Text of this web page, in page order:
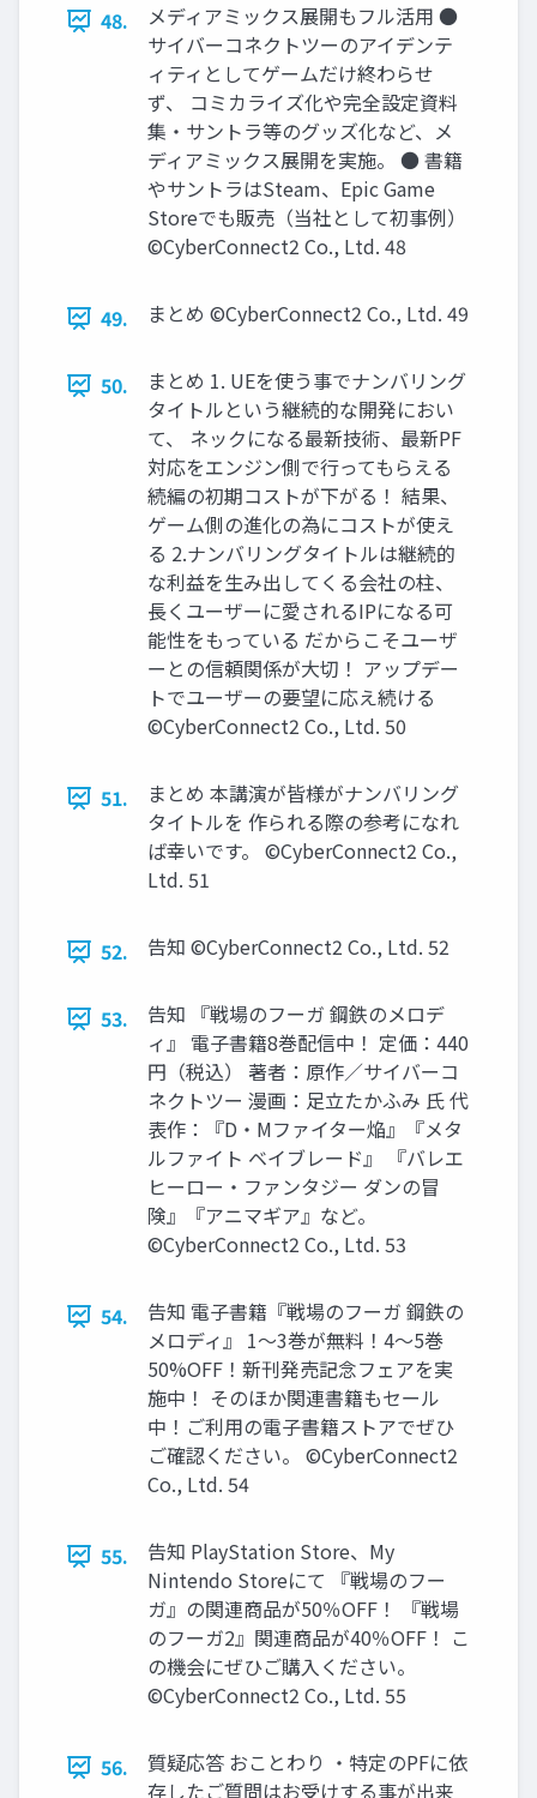
48.
メディアミックス展開もフル活用 ●
サイバーコネクトツーのアイデンテ
ィティとしてゲームだけ終わらせ
ず、 コミカライズ化や完全設定資料
集・サントラ等のグッズ化など、メ
ディアミックス展開を実施。 ● 書籍
やサントラはSteam、Epic Game
Storeでも販売（当社として初事例）
©CyberConnect2 Co., Ltd. 48
49. まとめ ©CyberConnect2 Co., Ltd. 49
50.
まとめ 1. UEを使う事でナンバリング
タイトルという継続的な開発におい
て、 ネックになる最新技術、最新PF
対応をエンジン側で行ってもらえる
続編の初期コストが下がる！ 結果、
ゲーム側の進化の為にコストが使え
る 2.ナンバリングタイトルは継続的
な利益を生み出してくる会社の柱、
長くユーザーに愛されるIPになる可
能性をもっている だからこそユーザ
ーとの信頼関係が大切！ アップデー
トでユーザーの要望に応え続ける
©CyberConnect2 Co., Ltd. 50
51.
まとめ 本講演が皆様がナンバリング
タイトルを 作られる際の参考になれ
ば幸いです。 ©CyberConnect2 Co.,
Ltd. 51
52. 告知 ©CyberConnect2 Co., Ltd. 52
53.
告知 『戦場のフーガ 鋼鉄のメロデ
ィ』 電子書籍8巻配信中！ 定価：440
円（税込） 著者：原作／サイバーコ
ネクトツー 漫画：足立たかふみ 氏 代
表作：『D・Mファイター焔』『メタ
ルファイト ベイブレード』 『バレエ
ヒーロー・ファンタジー ダンの冒
険』『アニマギア』など。
©CyberConnect2 Co., Ltd. 53
54.
告知 電子書籍『戦場のフーガ 鋼鉄の
メロディ』 1～3巻が無料！4～5巻
50%OFF！新刊発売記念フェアを実
施中！ そのほか関連書籍もセール
中！ご利用の電子書籍ストアでぜひ
ご確認ください。 ©CyberConnect2
Co., Ltd. 54
55.
告知 PlayStation Store、My
Nintendo Storeにて 『戦場のフー
ガ』の関連商品が50％OFF！ 『戦場
のフーガ2』関連商品が40％OFF！ こ
の機会にぜひご購入ください。
©CyberConnect2 Co., Ltd. 55
56.
質疑応答 おことわり ・特定のPFに依
存したご質問はお受けする事が出来